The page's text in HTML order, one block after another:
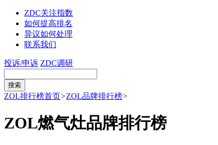
ZDC关注指数
如何提高排名
异议如何处理
联系我们
投诉/申诉 ZDC调研
ZOL排行榜首页>ZOL品牌排行榜>
ZOL燃气灶品牌排行榜